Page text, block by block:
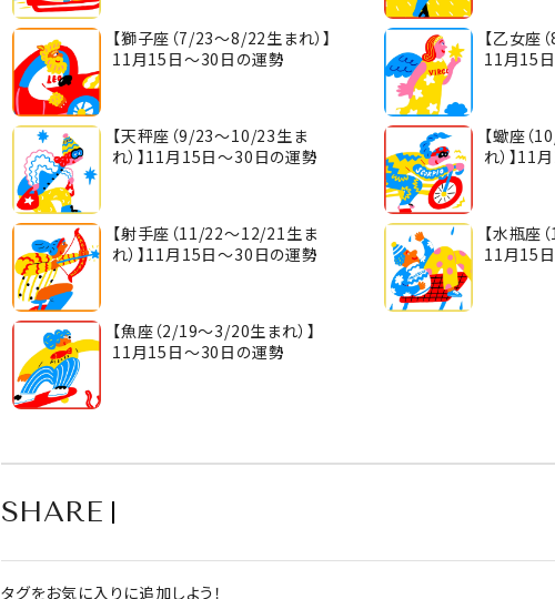
【獅子座（7/23～8/22生まれ）】
11月15日～30日の運勢
【乙女座
11月15
【天秤座（9/23～10/23生ま
れ）】11月15日～30日の運勢
【蠍座（
れ）】11
【射手座（11/22～12/21生ま
れ）】11月15日～30日の運勢
【水瓶座
11月15
【魚座（2/19～3/20生まれ）】
11月15日～30日の運勢
SHARE
タグをお気に入りに追加しよう！